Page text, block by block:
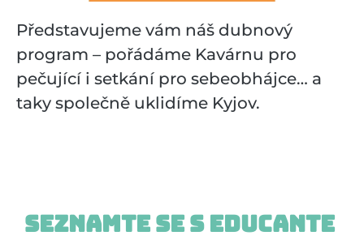
Představujeme vám náš dubnový
program – pořádáme Kavárnu pro
pečující i setkání pro sebeobhájce… a
taky společně uklidíme Kyjov.
Seznamte se s Educante